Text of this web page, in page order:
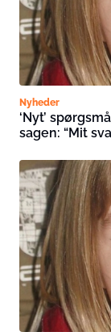
Nyheder
‘Nyt’
sagen: “Mit